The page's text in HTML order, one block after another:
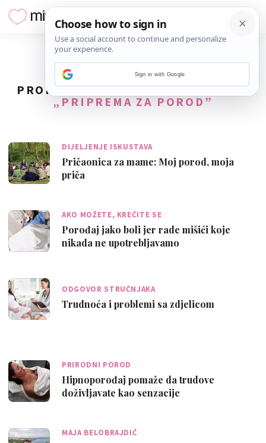
PRONAĐENO91REZULTATA ZA TAG
„PRIPREMA ZA POROD”
DIJELJENJE ISKUSTAVA
Pričaonica za mame: Moj porod, moja
priča
AKO MOŽETE, KREĆITE SE
Porođaj jako boli jer rade mišići koje
nikada ne upotrebljavamo
ODGOVOR STRUČNJAKA
Trudnoća i problemi sa zdjelicom
PRIRODNI POROD
Hipnoporođaj pomaže da trudove
doživljavate kao senzacije
MAJA BELOBRAJDIĆ
Sign in with Google